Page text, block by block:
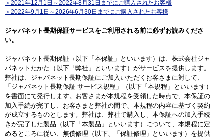
＞2021年12月1日～2022年8月31日までにご購入されたお客様
＞2022年9月1日～2026年6月30日までにご購入されたお客様
ジャパネット長期保証サービスをご利用される前に必ずお読みくださ
い。
ジャパネット長期保証（以下「本保証」といいます）は、株式会社ジャ
パネットたかた（以下「弊社」といいます）がサービスを提供します。
弊社は、ジャパネット長期保証にご加入いただくお客さまに対して、
「ジャパネット長期保証 サービス規程」（以下「本規程」といいます）
を書面にて発行します。お客さまが本規程を受領した時点で、本保証の
加入手続が完了し、お客さまと弊社の間で、本規程の内容に基づく契約
が成立するものとします。弊社は、弊社で購入し、本保証への加入手続
きが完了した製品（以下「本製品」といいます）について、本規程に定
めるところに従い、無償修理（以下、「保証修理」といいます）を提供